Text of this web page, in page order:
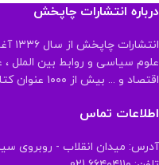
درباره انتشارات چاپخش
علوم سیاسی و روابط بین الملل ،
اقتصاد و ... بیش از ۱۰۰۰ عنوان کتاب روانه بازار نشر کرده است .
اطلاعات تماس
آدرس: میدان انقلاب - روبروی